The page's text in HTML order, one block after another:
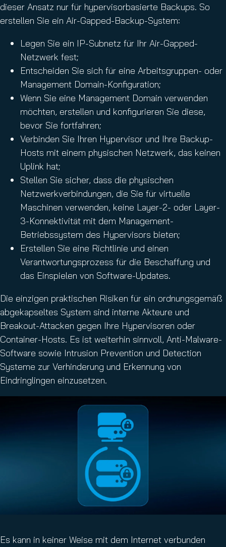
dieser Ansatz nur für hypervisorbasierte Backups. So
erstellen Sie ein Air-Gapped-Backup-System:
Legen Sie ein IP-Subnetz für Ihr Air-Gapped-
Netzwerk fest;
Entscheiden Sie sich für eine Arbeitsgruppen- oder
Management Domain-Konfiguration;
Wenn Sie eine Management Domain verwenden
möchten, erstellen und konfigurieren Sie diese,
bevor Sie fortfahren;
Verbinden Sie Ihren Hypervisor und Ihre Backup-
Hosts mit einem physischen Netzwerk, das keinen
Uplink hat;
Stellen Sie sicher, dass die physischen
Netzwerkverbindungen, die Sie für virtuelle
Maschinen verwenden, keine Layer-2- oder Layer-
3-Konnektivität mit dem Management-
Betriebssystem des Hypervisors bieten;
Erstellen Sie eine Richtlinie und einen
Verantwortungsprozess für die Beschaffung und
das Einspielen von Software-Updates.
Die einzigen praktischen Risiken für ein ordnungsgemäß
abgekapseltes System sind interne Akteure und
Breakout-Attacken gegen Ihre Hypervisoren oder
Container-Hosts. Es ist weiterhin sinnvoll, Anti-Malware-
Software sowie Intrusion Prevention und Detection
Systeme zur Verhinderung und Erkennung von
Eindringlingen einzusetzen.
Es kann in keiner Weise mit dem Internet verbunden